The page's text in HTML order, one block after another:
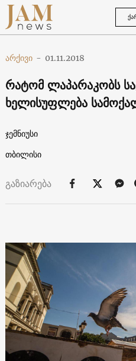
არქივი - 01.11.2018
რატომ ლაპარაკობს
ხელისუფლება
ჯემნიუსი
თბილისი
გაზიარება